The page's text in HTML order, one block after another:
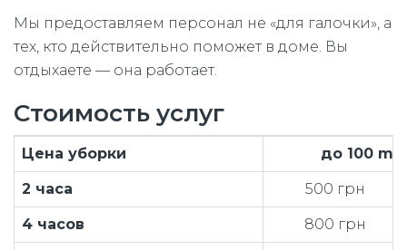
Мы предоставляем персонал не «для галочки», а
тех, кто действительно поможет в доме. Вы
отдыхаете — она работает.
Стоимость услуг
Цена уборки до 100 m²
2 часа 500 грн
4 часов 800 грн